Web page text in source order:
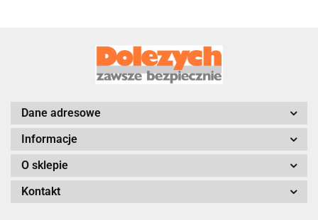
Dane adresowe
Informacje
O sklepie
Kontakt